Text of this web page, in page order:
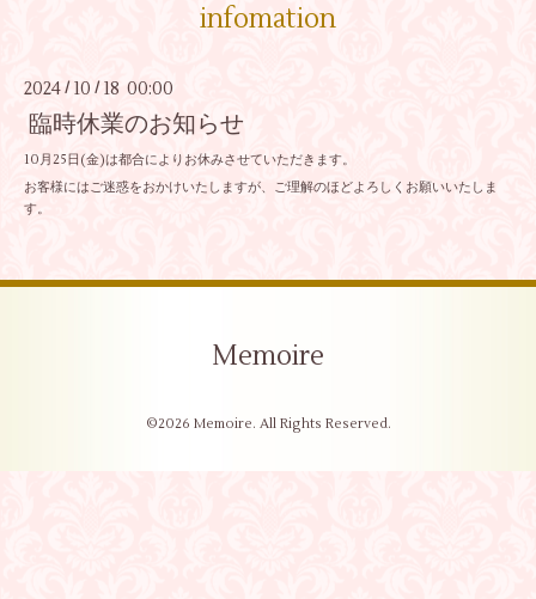
infomation
2024 / 10 / 18 00:00
臨時休業のお知らせ
10月25日(金)は都合によりお休みさせていただきます。
お客様にはご迷惑をおかけいたしますが、ご理解のほどよろしくお願いいたしま
す。
Memoire
©2026 Memoire. All Rights Reserved.